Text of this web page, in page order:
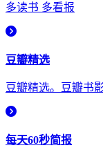
多读书 多看报
豆瓣精选
豆瓣精选。豆瓣书
每天60秒简报